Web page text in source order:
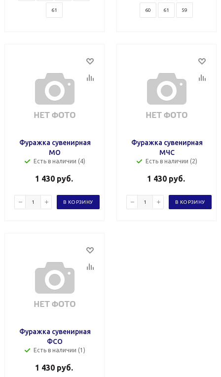
61 60 61 59
Фуражка сувенирная
МО
Есть в наличии (4)
1 430руб.
В КОРЗИНУ
Фуражка сувенирная
МЧС
Есть в наличии (2)
1 430руб.
В КОРЗИНУ
Фуражка сувенирная
ФСО
Есть в наличии (1)
1 430руб.